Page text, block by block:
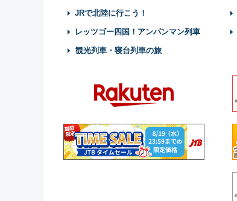
JRで北陸に行こう！
レッツゴー四国！アンパンマン列車
観光列車・寝台列車の旅